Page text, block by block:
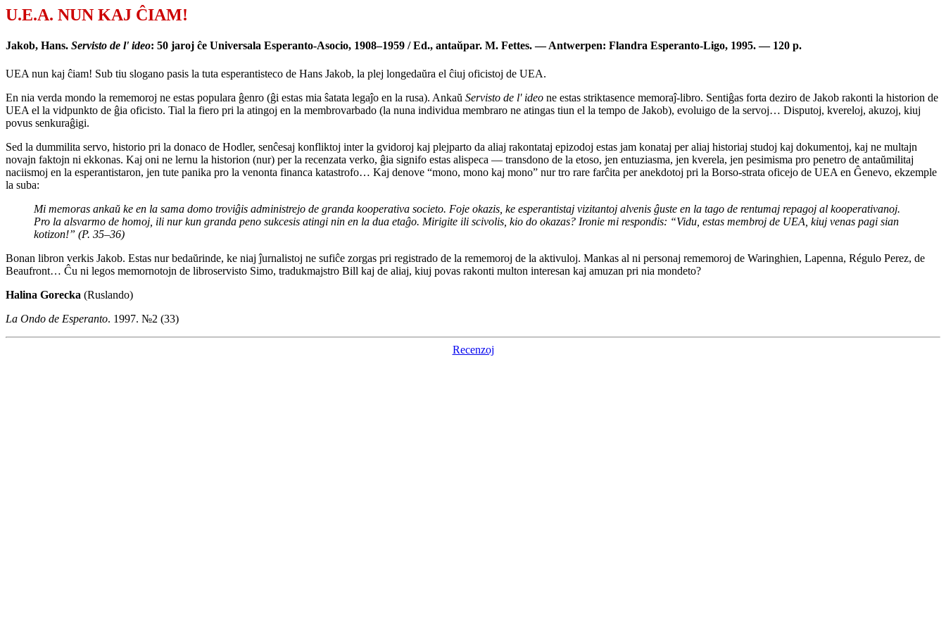
U.E.A. NUN KAJ ĈIAM!
Jakob, Hans. Servisto de l' ideo: 50 jaroj ĉe Universala Esperanto-Asocio, 1908–1959 / Ed., antaŭpar. M. Fettes. — Antwerpen: Flandra Esperanto-Ligo, 1995. — 120 p.
UEA nun kaj ĉiam! Sub tiu slogano pasis la tuta esperantisteco de Hans Jakob, la plej longedaŭra el ĉiuj oficistoj de UEA.
En nia verda mondo la rememoroj ne estas populara ĝenro (ĝi estas mia ŝatata legaĵo en la rusa). Ankaŭ Servisto de l' ideo ne estas striktasence memoraĵ-libro. Sentiĝas forta deziro de Jakob rakonti la historion de
UEA el la vidpunkto de ĝia oficisto. Tial la fiero pri la atingoj en la membrovarbado (la nuna individua membraro ne atingas tiun el la tempo de Jakob), evoluigo de la servoj… Disputoj, kvereloj, akuzoj, kiuj
povus senkuraĝigi.
Sed la dummilita servo, historio pri la donaco de Hodler, senĉesaj konfliktoj inter la gvidoroj kaj plejparto da aliaj rakontataj epizodoj estas jam konataj per aliaj historiaj studoj kaj dokumentoj, kaj ne multajn
novajn faktojn ni ekkonas. Kaj oni ne lernu la historion (nur) per la recenzata verko, ĝia signifo estas alispeca — transdono de la etoso, jen entuziasma, jen kverela, jen pesimisma pro penetro de antaŭmilitaj
naciismoj en la esperantistaron, jen tute panika pro la venonta financa katastrofo… Kaj denove “mono, mono kaj mono” nur tro rare farĉita per anekdotoj pri la Borso-strata oficejo de UEA en Ĝenevo, ekzemple
la suba:
Mi memoras ankaŭ ke en la sama domo troviĝis administrejo de granda kooperativa societo. Foje okazis, ke esperantistaj vizitantoj alvenis ĝuste en la tago de rentumaj repagoj al kooperativanoj.
Pro la alsvarmo de homoj, ili nur kun granda peno sukcesis atingi nin en la dua etaĝo. Mirigite ili scivolis, kio do okazas? Ironie mi respondis: “Vidu, estas membroj de UEA, kiuj venas pagi sian
kotizon!” (P. 35–36)
Bonan libron verkis Jakob. Estas nur bedaŭrinde, ke niaj ĵurnalistoj ne sufiĉe zorgas pri registrado de la rememoroj de la aktivuloj. Mankas al ni personaj rememoroj de Waringhien, Lapenna, Régulo Perez, de
Beaufront… Ĉu ni legos memornotojn de libroservisto Simo, tradukmajstro Bill kaj de aliaj, kiuj povas rakonti multon interesan kaj amuzan pri nia mondeto?
Halina Gorecka (Ruslando)
La Ondo de Esperanto. 1997. №2 (33)
Recenzoj